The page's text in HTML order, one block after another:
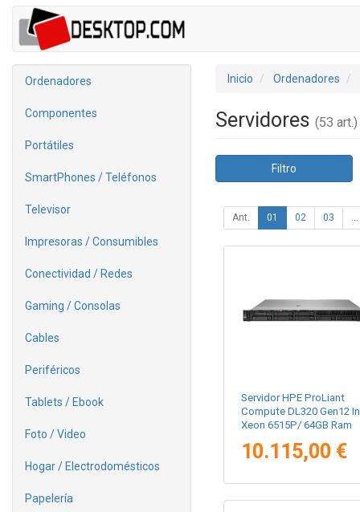
Ordenadores
Componentes
Portátiles
SmartPhones / Teléfonos
Televisor
Impresoras / Consumibles
Conectividad / Redes
Gaming / Consolas
Cables
Periféricos
Tablets / Ebook
Foto / Video
Hogar / Electrodomésticos
Papelería
Inicio Ordenadores
Servidores (53 art.)
Filtro
Ant. 01 02 03 ...
Servidor HPE ProLiant
Compute DL320 Gen12
Xeon 6515P/ 64GB Ram
10.115,00 €